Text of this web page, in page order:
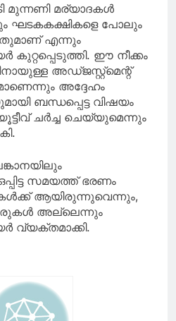
മുന്നണി മര്യാദകള്‍
ഘടകകക്ഷികളെ പോലും
എന്നും
ഈ നീക്കം
അഡ്ജസ്റ്റ്മെന്റ്
അദ്ദേഹം
ബന്ധപ്പെട്ട വിഷയം
ചര്‍ച്ച ചെയ്യുമെന്നും
സമയത്ത് ഭരണം
ആയിരുന്നുവെന്നും,
അല്ലെന്നും